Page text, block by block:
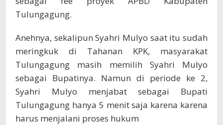
Tulungagung.
Anehnya, sekalipun Syahri Mulyo saat itu sudah
meringkuk di Tahanan KPK, masyarakat
Tulungagung masih memilih Syahri Mulyo
sebagai Bupatinya. Namun di periode ke 2,
Syahri Mulyo menjabat sebagai Bupati
Tulungagung hanya 5 menit saja karena karena
harus menjalani proses hukum